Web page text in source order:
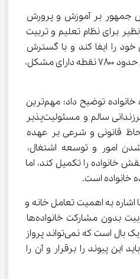
جمهور بر آموزش و پرورش
افزود:این تمرکز فرصتی کم‌نظیر برای نظام تعلیم و تربیت
را ایفا کند و با گسترش
فضاهای آموزشی و شناسایی حدود ۷۸۰۰ نقطه دارای مشکل،
حاجی میرزایی درباره جایگاه خانواده توضیح داد: مهم‌ترین
مأموریت خانواده پرورش فرزندانی سالم و مسئولیت‌پذیر
قانونی و شرعی بر عهده
امور و توسعه اشتغال،
خانواده را تکمیل کند، اما
خانواده است.
به اهمیت تعامل خانه و
مدرسه گفت: اگر فرایند تربیت بدون مشارکت خانواده‌ها
پیش برود، مثل پرنده‌ای با یک بال است که نمی‌تواند پرواز
این پیوند را برقرار و آن را